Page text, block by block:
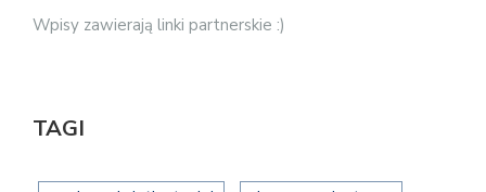
Wpisy zawierają linki partnerskie :)
TAGI